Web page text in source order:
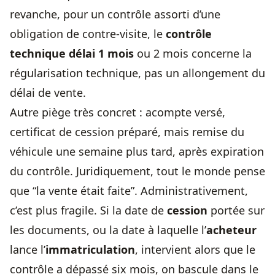
revanche, pour un contrôle assorti d’une
obligation de contre-visite, le contrôle
technique délai 1 mois ou 2 mois concerne la
régularisation technique, pas un allongement du
délai de vente.
Autre piège très concret : acompte versé,
certificat de cession préparé, mais remise du
véhicule une semaine plus tard, après expiration
du contrôle. Juridiquement, tout le monde pense
que “la vente était faite”. Administrativement,
c’est plus fragile. Si la date de cession portée sur
les documents, ou la date à laquelle l’acheteur
lance l’immatriculation, intervient alors que le
contrôle a dépassé six mois, on bascule dans le